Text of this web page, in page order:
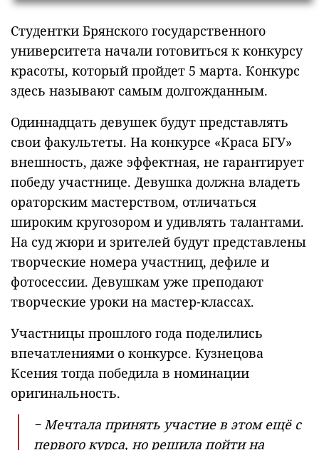
Студентки Брянского государственного
университета начали готовиться к конкурсу
красоты, который пройдет 5 марта. Конкурс
здесь называют самым долгожданным.
Одиннадцать девушек будут представлять
свои факультеты. На конкурсе «Краса БГУ»
внешность, даже эффектная, не гарантирует
победу участнице. Девушка должна владеть
ораторским мастерством, отличаться
широким кругозором и удивлять талантами.
На суд жюри и зрителей будут представлены
творческие номера участниц, дефиле и
фотосессии. Девушкам уже преподают
творческие уроки на мастер-классах.
Участницы прошлого года поделились
впечатлениями о конкурсе. Кузнецова
Ксения тогда победила в номинации
оригинальность.
− Мечтала принять участие в этом ещё с
первого курса, но решила пойти на